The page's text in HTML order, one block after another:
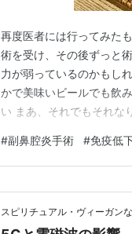
再度医者には行ってみた
術を受け、その後ずっと
力が弱っているのかもし
かで美味いビールでも飲
い まあ、それでもそれな
も出れず、冷蔵庫の中を
事にした てな事でホワイ
#副鼻腔炎手術 #免疫低
スピリチュアル・ヴィーガンな